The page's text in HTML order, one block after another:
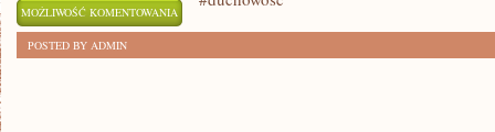
MOŻLIWOŚĆ KOMENTOWANIA
ZOSTAŁA WYŁĄCZONA
POSTED BY ADMIN